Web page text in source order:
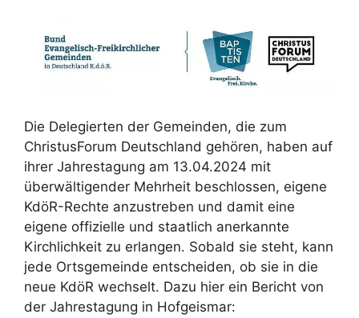
Die Delegierten der Gemeinden, die zum
ChristusForum Deutschland gehören, haben auf
ihrer Jahrestagung am 13.04.2024 mit
überwältigender Mehrheit beschlossen, eigene
KdöR-Rechte anzustreben und damit eine
eigene offizielle und staatlich anerkannte
Kirchlichkeit zu erlangen. Sobald sie steht, kann
jede Ortsgemeinde entscheiden, ob sie in die
neue KdöR wechselt. Dazu hier ein Bericht von
der Jahrestagung in Hofgeismar: